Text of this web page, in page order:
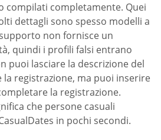
compilati completamente. Quei
dettagli sono spesso modelli a
non fornisce un
quindi i profili falsi entrano
puoi lasciare la descrizione del
registrazione, ma puoi inserire
la registrazione.
che persone casuali
in pochi secondi.